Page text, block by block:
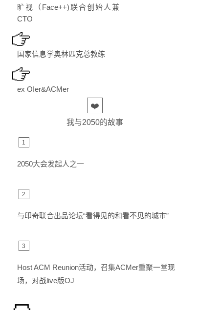
旷视（Face++)联合创始人兼
CTO
国家信息学奥林匹克总教练
ex OIer&ACMer
❤️
我与2050的故事
1
2050大会发起人之一
2
与印奇联合出品论坛“看得见的和看不见的城市”
3
Host ACM Reunion活动，召集ACMer重聚一堂现
场，对战live版OJ